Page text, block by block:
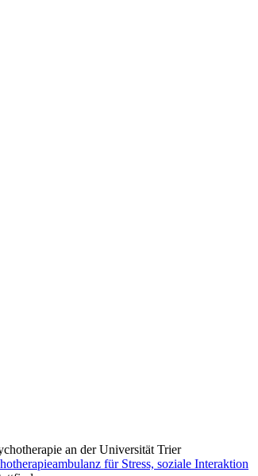
an der Universität Trier
für Stress, soziale Interaktion